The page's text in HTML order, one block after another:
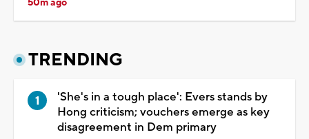
50m ago
TRENDING
'She's in a tough place': Evers stands by
Hong criticism; vouchers emerge as key
disagreement in Dem primary